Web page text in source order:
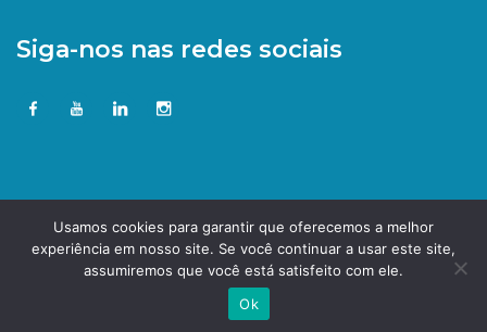
Siga-nos nas redes sociais
Usamos cookies para garantir que oferecemos a melhor
experiência em nosso site. Se você continuar a usar este site,
assumiremos que você está satisfeito com ele.
Ok